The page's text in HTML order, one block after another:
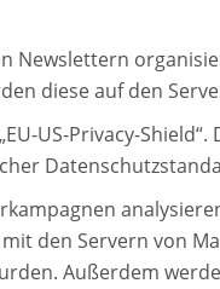
Newslettern
diese auf den
US-Privacy-
den Servern von
Außerdem